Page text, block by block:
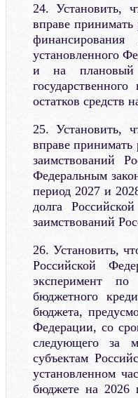
24. Установить,
вправе
установленного
и на плановый
остатков средств
25. Установить,
вправе принимать
заимствований
Федеральным
период 2027 и
долга
заимствований
26. Установить,
Российской
эксперимент по
бюджетного
бюджета,
Федерации, со
следующего за
субъектам
установленном
бюджете на 2026